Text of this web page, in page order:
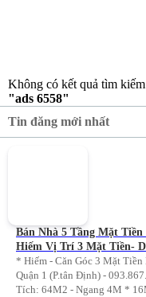
Không có kết quả tìm
"ads 6558"
Tin đăng mới nhất
Bán Nhà 5 Tầng Mặt
Hiếm Vị Trí 3 Mặt Tiền-
Chính Chủ Giang Giang
* Hiếm - Căn Góc 3 Mặt
Quận 1 (P.tân Định) -
Tích: 64M2 - Ngang 4M *